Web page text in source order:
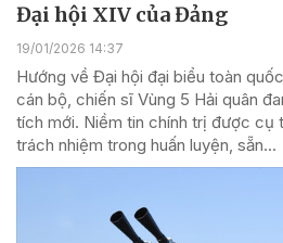
Đại hội XIV của Đảng
19/01/2026 14:37
Hướng về Đại hội đại biểu toàn
cán bộ, chiến sĩ Vùng 5 Hải quân
tích mới. Niềm tin chính trị được cụ
trách nhiệm trong huấn luyện, sẵn...